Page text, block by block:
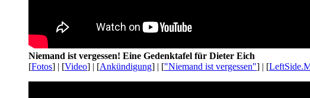
Niemand ist vergessen! Eine Gedenktafel für Dieter Eich
[Fotos] | [Video] | [Ankündigung] | ["Niemand ist vergessen"] | [